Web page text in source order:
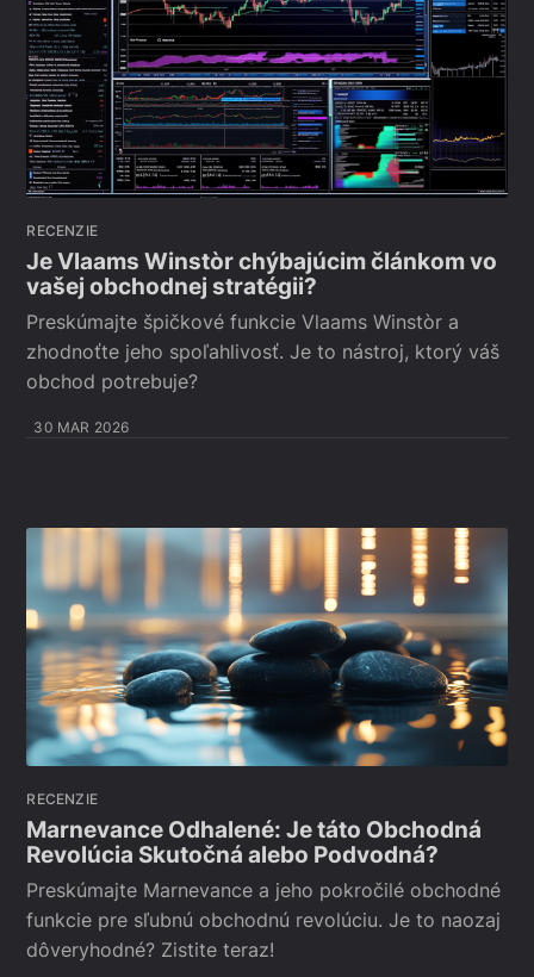
RECENZIE
Je Vlaams Winstòr chýbajúcim článkom vo
vašej obchodnej stratégii?
Preskúmajte špičkové funkcie Vlaams Winstòr a
zhodnoťte jeho spoľahlivosť. Je to nástroj, ktorý váš
obchod potrebuje?
30 MAR 2026
RECENZIE
Marnevance Odhalené: Je táto Obchodná
Revolúcia Skutočná alebo Podvodná?
Preskúmajte Marnevance a jeho pokročilé obchodné
funkcie pre sľubnú obchodnú revolúciu. Je to naozaj
dôveryhodné? Zistite teraz!